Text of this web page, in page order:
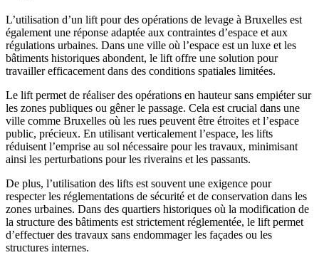
L’utilisation d’un lift pour des opérations de levage à Bruxelles est
également une réponse adaptée aux contraintes d’espace et aux
régulations urbaines. Dans une ville où l’espace est un luxe et les
bâtiments historiques abondent, le lift offre une solution pour
travailler efficacement dans des conditions spatiales limitées.
Le lift permet de réaliser des opérations en hauteur sans empiéter sur
les zones publiques ou gêner le passage. Cela est crucial dans une
ville comme Bruxelles où les rues peuvent être étroites et l’espace
public, précieux. En utilisant verticalement l’espace, les lifts
réduisent l’emprise au sol nécessaire pour les travaux, minimisant
ainsi les perturbations pour les riverains et les passants.
De plus, l’utilisation des lifts est souvent une exigence pour
respecter les réglementations de sécurité et de conservation dans les
zones urbaines. Dans des quartiers historiques où la modification de
la structure des bâtiments est strictement réglementée, le lift permet
d’effectuer des travaux sans endommager les façades ou les
structures internes.